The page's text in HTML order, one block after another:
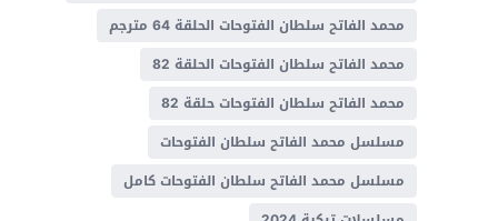
محمد الفاتح سلطان الفتوحات الحلقة 64 مترجم
محمد الفاتح سلطان الفتوحات الحلقة 82
محمد الفاتح سلطان الفتوحات حلقة 82
مسلسل محمد الفاتح سلطان الفتوحات
مسلسل محمد الفاتح سلطان الفتوحات كامل